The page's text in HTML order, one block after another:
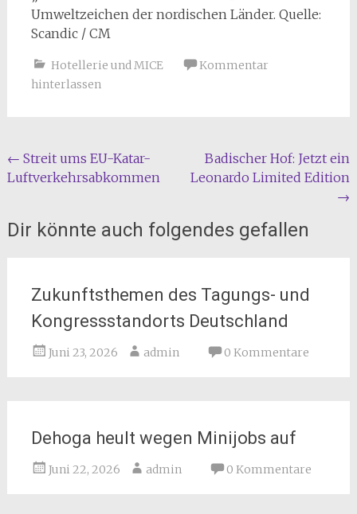
Umweltzeichen der nordischen Länder. Quelle:
Scandic / CM
Hotellerie und MICE
Kommentar
hinterlassen
Beitragsnavigation
← Streit ums EU-Katar-
Luftverkehrsabkommen
Badischer Hof: Jetzt ein
Leonardo Limited Edition
→
Dir könnte auch folgendes gefallen
Zukunftsthemen des Tagungs- und
Kongressstandorts Deutschland
Juni 23, 2026 admin 0 Kommentare
Dehoga heult wegen Minijobs auf
Juni 22, 2026 admin 0 Kommentare